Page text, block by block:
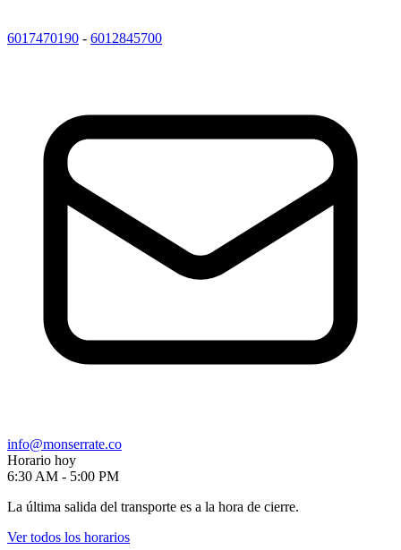
6017470190 - 6012845700
info@monserrate.co
Horario hoy
6:30 AM - 5:00 PM
La última salida del transporte es a la hora de cierre.
Ver todos los horarios